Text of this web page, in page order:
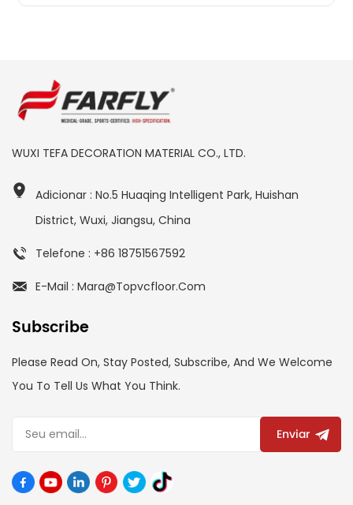
WUXI TEFA DECORATION MATERIAL CO., LTD.
Adicionar : No.5 Huaqing Intelligent Park, Huishan
District, Wuxi, Jiangsu, China
Telefone : +86 18751567592
E-Mail : Mara@topvcfloor.com
Subscribe
Please Read On, Stay Posted, Subscribe, And We Welcome
You To Tell Us What You Think.
Enviar